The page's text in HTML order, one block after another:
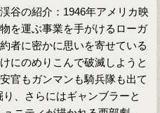
谷の紹介：1946年アメリカ映
を運ぶ事業を手がけるローガ
者に密かに思いを寄せている
にのめりこんで破滅しようと
官もガンマンも騎兵隊も出て
、さらにはギャンブラーと